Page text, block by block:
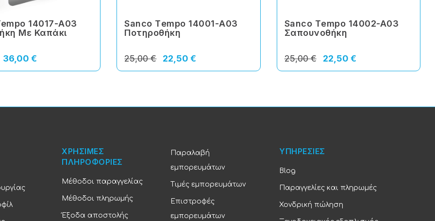
14017-Α03
Με Καπάκι
36,00 €
Sanco Τempo 14001-Α03
Ποτηροθήκη
22,50 €
25,00 €
Sanco Τempo 14002-A03
Σαπουνοθήκη
22,50 €
25,00 €
ΧΡΗΣΙΜΕΣ
ΠΛΗΡΟΦΟΡΙΕΣ
Μέθοδοι παραγγελίας
Μέθοδοι πληρωμής
Έξοδα αποστολής
Παραλαβή
εμπορευμάτων
Τιμές εμπορευμάτων
Επιστροφές
εμπορευμάτων
ΥΠΗΡΕΣΙΕΣ
Blog
Παραγγελίες και πληρωμές
Χονδρική πώληση